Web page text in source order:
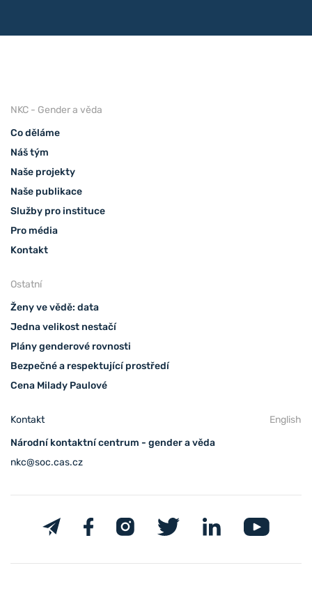
NKC - Gender a věda
Co děláme
Náš tým
Naše projekty
Naše publikace
Služby pro instituce
Pro média
Kontakt
Ostatní
Ženy ve vědě: data
Jedna velikost nestačí
Plány genderové rovnosti
Bezpečné a respektující prostředí
Cena Milady Paulové
Kontakt
English
Národní kontaktní centrum - gender a věda
nkc@soc.cas.cz